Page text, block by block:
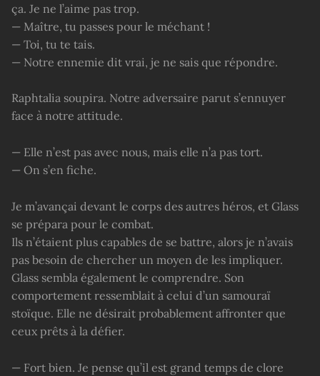
ça. Je ne l’aime pas trop.
— Maître, tu passes pour le méchant !
— Toi, tu te tais.
— Notre ennemie dit vrai, je ne sais que répondre.
Raphtalia soupira. Notre adversaire parut s’ennuyer
face à notre attitude.
— Elle n’est pas avec nous, mais elle n’a pas tort.
— On s’en fiche.
Je m’avançai devant le corps des autres héros, et Glass
se prépara pour le combat.
Ils n’étaient plus capables de se battre, alors je n’avais
pas besoin de chercher un moyen de les impliquer.
Glass sembla également le comprendre. Son
comportement ressemblait à celui d’un samouraï
stoïque. Elle ne désirait probablement affronter que
ceux prêts à la défier.
— Fort bien. Je pense qu’il est grand temps de clore